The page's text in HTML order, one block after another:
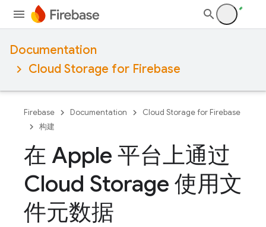
Documentation
Cloud Storage for Firebase
Firebase Documentation
Cloud Storage for Firebase
构建
在 Apple 平台上通过
Cloud Storage 使用文
件元数据